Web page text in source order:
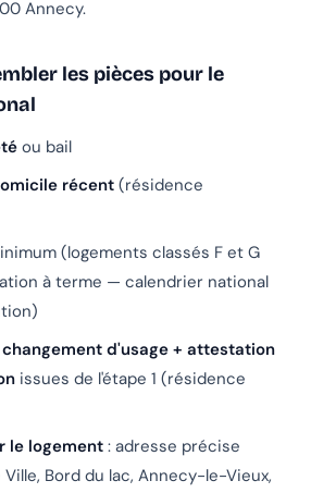
Annecy.
les pièces pour le
ou bail
récent (résidence
(logements classés F et G
à terme — calendrier national
d'usage + attestation
issues de l'étape 1 (résidence
le logement : adresse précise
Bord du lac, Annecy-le-Vieux,